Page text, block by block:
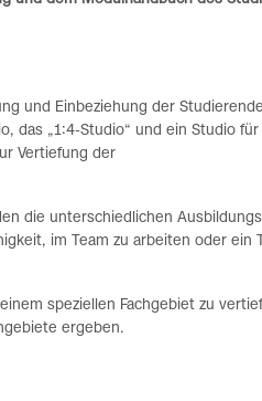
und Einbeziehung der
das „1:4-Studio“ und ein Studio für
Vertiefung der
die unterschiedlichen
im Team zu arbeiten oder ein
speziellen Fachgebiet zu
ergeben.